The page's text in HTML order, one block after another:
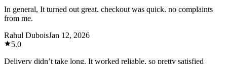
In general, It turned out great. checkout was quick. no complaints
from me.
Rahul DuboisJan 12, 2026
5.0
Delivery didn’t take long. It worked reliable, so pretty satisfied